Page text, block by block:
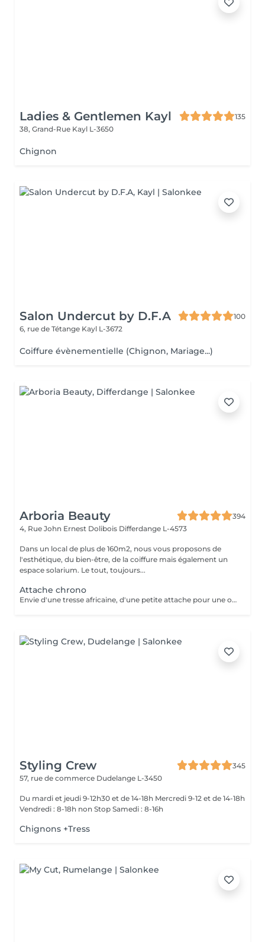
Ladies & Gentlemen Kayl
135
38, Grand-Rue Kayl L-3650
Chignon
Salon Undercut by D.F.A
100
6, rue de Tétange Kayl L-3672
Coiffure évènementielle (Chignon, Mariage...)
Arboria Beauty
394
4, Rue John Ernest Dolibois Differdange L-4573
Dans un local de plus de 160m2, nous vous proposons de
l'esthétique, du bien-être, de la coiffure mais également un
espace solarium. Le tout, toujours...
Attache chrono
Envie d'une tresse africaine, d'une petite attache pour une occasion,ce service est mis en place pour une petite mise en beauté de vos cheveux. a partir de 15 EURO puis calculé en fonction du temps passé
Styling Crew
345
57, rue de commerce Dudelange L-3450
Du mardi et jeudi 9-12h30 et de 14-18h Mercredi 9-12 et de 14-18h
Vendredi : 8-18h non Stop Samedi : 8-16h
Chignons +Tress